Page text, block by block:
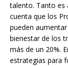
talento. Tanto es
cuenta que los
pueden
bienestar de los
más de un 20%.
estrategias para